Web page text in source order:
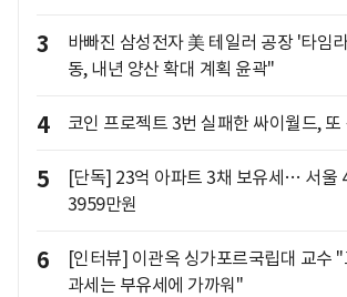
3
바빠진 삼성전자 美 테일러 공장 '타임
동, 내년 양산 확대 계획 윤곽"
4 코인 프로젝트 3번 실패한 싸이월드,
5
[단독] 23억 아파트 3채 보유세… 서울
3959만원
6
[인터뷰] 이관옥 싱가포르국립대 교수
과세는 부유세에 가까워"